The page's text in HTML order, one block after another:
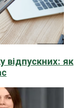
відпускних: як